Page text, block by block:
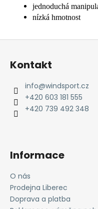
jednoduchá
nízká hmotnost
Z
Kontakt
info@windsport.cz
+420 603 181 555
+420 739 492 348
Informace
O nás
Prodejna Liberec
Doprava a platba